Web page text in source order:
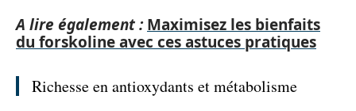
A lire également : Maximisez les bienfaits
du forskoline avec ces astuces pratiques
Richesse en antioxydants et métabolisme